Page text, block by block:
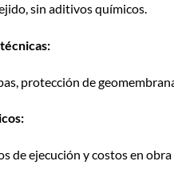
sin aditivos químicos.
protección de
de ejecución y costos en obra